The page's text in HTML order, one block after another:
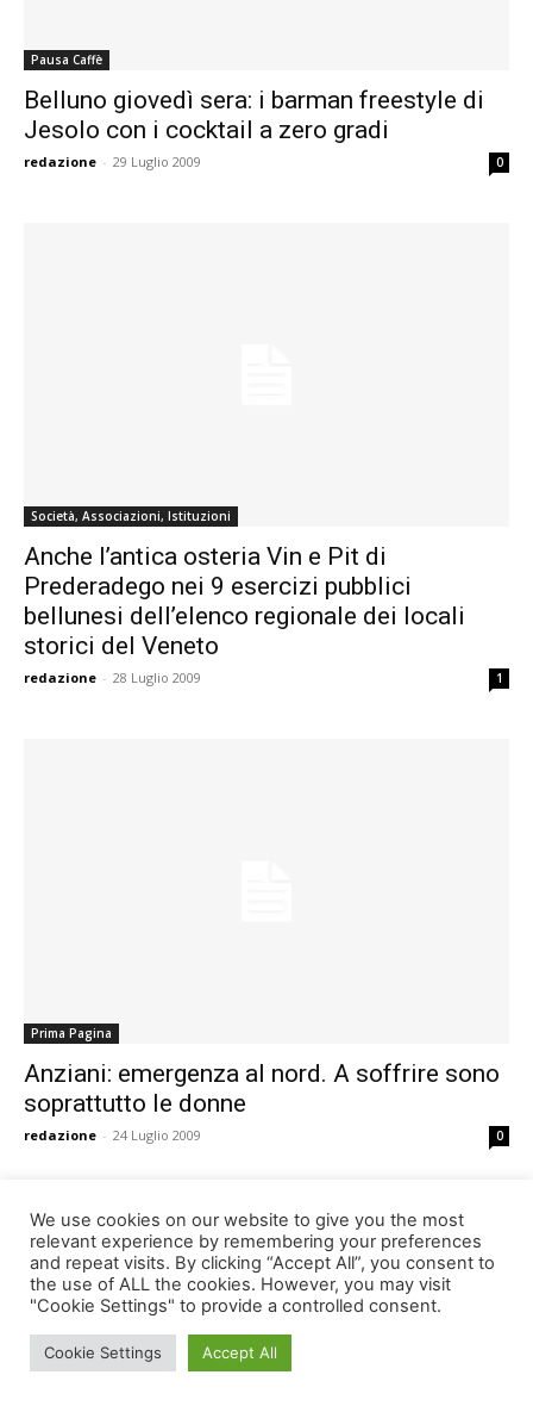
Pausa Caffè
Belluno giovedì sera: i barman freestyle di
Jesolo con i cocktail a zero gradi
redazione - 29 Luglio 2009 0
Società, Associazioni, Istituzioni
Anche l’antica osteria Vin e Pit di
Prederadego nei 9 esercizi pubblici
bellunesi dell’elenco regionale dei locali
storici del Veneto
redazione - 28 Luglio 2009 1
Prima Pagina
Anziani: emergenza al nord. A soffrire sono
soprattutto le donne
redazione - 24 Luglio 2009 0
638 639 640
© Newspaper WordPress Theme by TagDiv
We use cookies on our website to give you the most
relevant experience by remembering your preferences
and repeat visits. By clicking “Accept All”, you consent to
the use of ALL the cookies. However, you may visit
"Cookie Settings" to provide a controlled consent.
Cookie Settings Accept All